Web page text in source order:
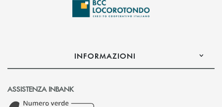
INFORMAZIONI
ASSISTENZA INBANK